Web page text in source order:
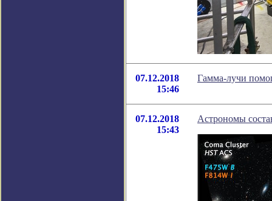
07.12.2018
15:46
Гамма-лучи
07.12.2018
15:43
Астрономы